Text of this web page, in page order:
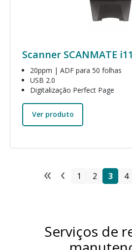
Scanner SCANMATE
20ppm | ADF para 50 folhas
USB 2.0
Digitalização Perfect Page
Ver produto
First page
« Previous
‹ Página
1 Página
2 Página
3 4
Serviços de